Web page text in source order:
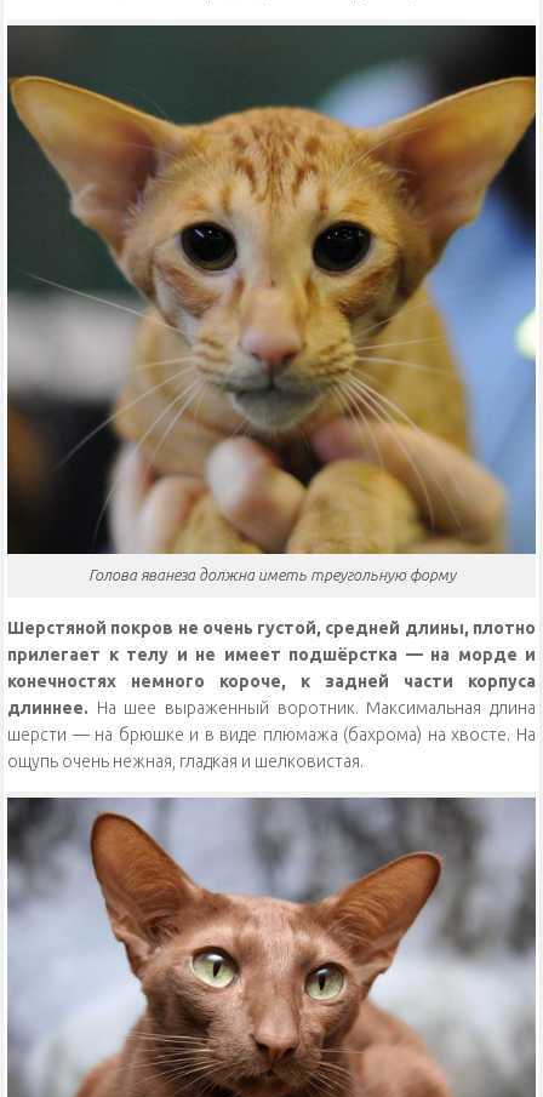
Голова яванеза должна иметь треугольную форму
Шерстяной покров не очень густой, средней длины, плотно
прилегает к телу и не имеет подшёрстка — на морде и
конечностях немного короче, к задней части корпуса
длиннее. На шее выраженный воротник. Максимальная длина
шерсти — на брюшке и в виде плюмажа (бахрома) на хвосте. На
ощупь очень нежная, гладкая и шелковистая.